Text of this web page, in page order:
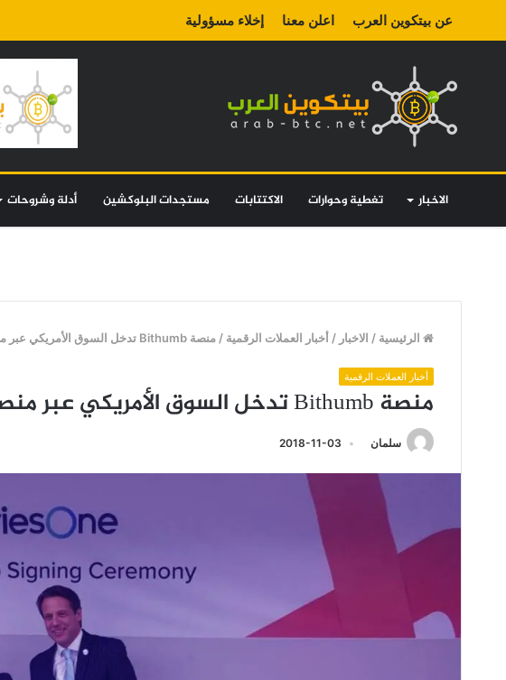
عن بيتكوين العرب اعلن معنا إخلاء مسؤولية
الاخبار تغطية وحوارات الاكتتابات مستجدات البلوكشين أدلة وشروحات
الرئيسية / الاخبار / أخبار العملات الرقمية / منصة Bithumb تدخل السوق الأمريكي عبر منصة للسيكيوريتي توكن
أخبار العملات الرقمية
منصة Bithumb تدخل السوق الأمريكي عبر منصة للسيكيوريتي توكن
سلمان 2018-11-03